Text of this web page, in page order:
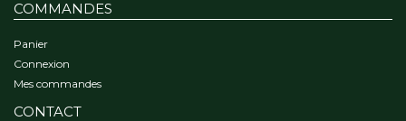
COMMANDES
Panier
Connexion
Mes commandes
CONTACT